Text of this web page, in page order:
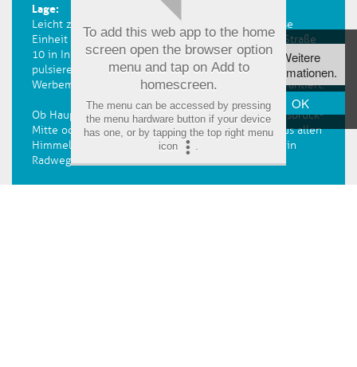
Diese Webseite
verwendet Cookies,
um die
zu erhöhen.
Weitere
Informationen.
OK
Lage:
Leicht zu finden und sehr gut erreichbar, liegt diese
Einheit im Erdgeschoss des Hauses Anton-Melzer-Straße
10 in Innsbruck. Durch die unmittelbare Nähe zum
pulsierenden Südring sind hier beste
Werbemöglichkeiten und perfekte Sichtbarkeit garantiert.
Ob Haupt- oder Westbahnhof, Autobahnknoten Innsbruck-
Mitte oder Öffianbindung - die Erreichbarkeit ist aus allen
Himmelsrichtungen perfekt! Zudem wird derzeit ein
Radweg errichtet.
To add this web app to the home
screen open the browser option
menu and tap on Add to
homescreen.
The menu can be accessed by pressing
the menu hardware button if your device
has one, or by tapping the top right menu
icon
.